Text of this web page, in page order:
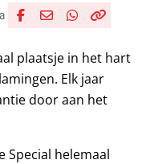
plaatsje in het hart
Elk jaar
door aan het
Special helemaal